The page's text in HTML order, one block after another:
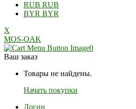
RUB RUB
BYR BYR
X
MOS-OAK
0
Ваш заказ
Товары не найдены.
Начать покупки
Логин